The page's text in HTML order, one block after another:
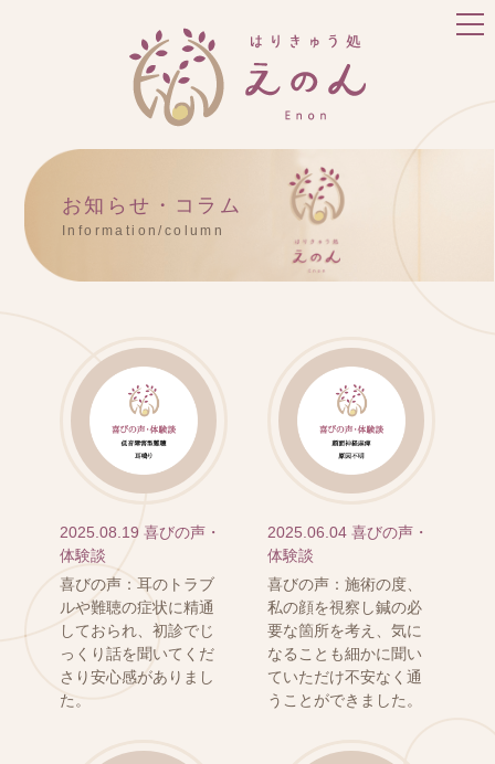
お知らせ・コラム
Information/column
2025.08.19 喜びの声・
体験談
喜びの声：耳のトラブ
ルや難聴の症状に精通
しておられ、初診でじ
っくり話を聞いてくだ
さり安心感がありまし
た。
2025.06.04 喜びの声・
体験談
喜びの声：施術の度、
私の顔を視察し鍼の必
要な箇所を考え、気に
なることも細かに聞い
ていただけ不安なく通
うことができました。